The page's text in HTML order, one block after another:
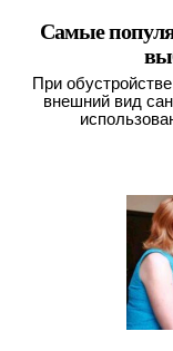
Самые
При
внешний вид